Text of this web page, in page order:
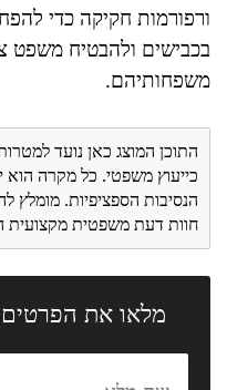
ורפורמות חקיקה כדי
בכבישים ולהבטיח משפט
משפחותיהם.
התוכן המוצג כאן נועד
כייעוץ משפטי. כל מקרה הוא
הנסיבות הספציפיות. מומלץ
חוות דעת משפטית
מלאו את הפרטים